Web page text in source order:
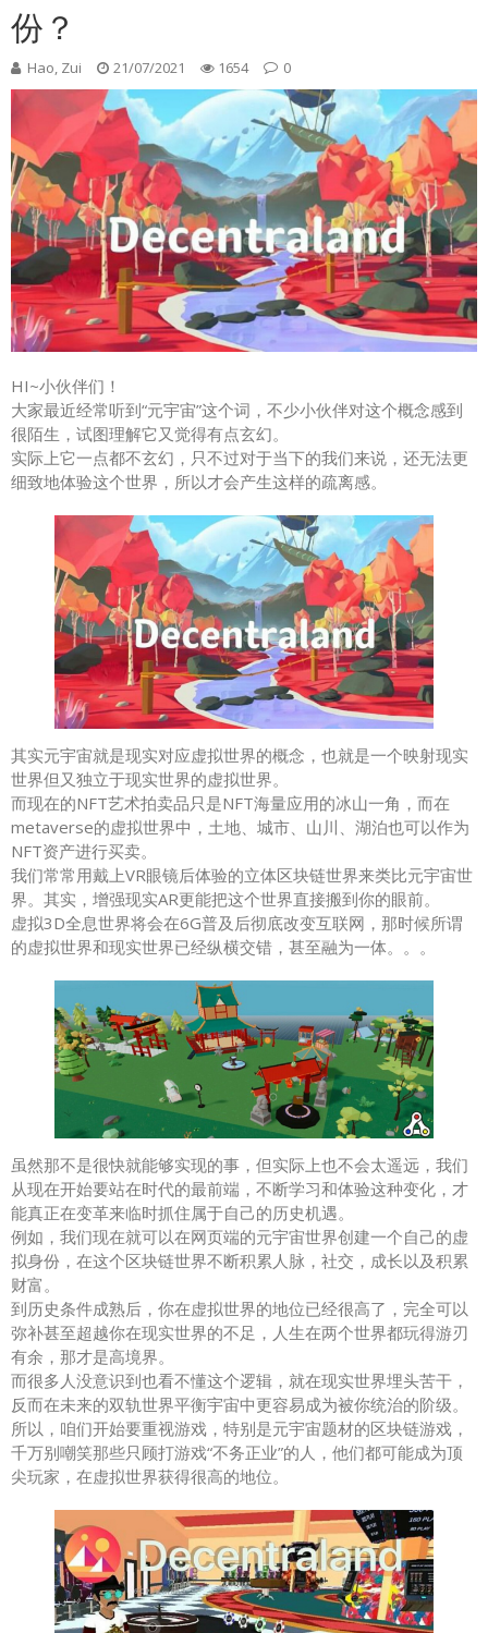
份？
Hao, Zui 21/07/2021 1654 0
HI~小伙伴们！
大家最近经常听到“元宇宙”这个词，不少小伙伴对这个概念感到
很陌生，试图理解它又觉得有点玄幻。
实际上它一点都不玄幻，只不过对于当下的我们来说，还无法更
细致地体验这个世界，所以才会产生这样的疏离感。
其实元宇宙就是现实对应虚拟世界的概念，也就是一个映射现实
世界但又独立于现实世界的虚拟世界。
而现在的NFT艺术拍卖品只是NFT海量应用的冰山一角，而在
metaverse的虚拟世界中，土地、城市、山川、湖泊也可以作为
NFT资产进行买卖。
我们常常用戴上VR眼镜后体验的立体区块链世界来类比元宇宙世
界。其实，增强现实AR更能把这个世界直接搬到你的眼前。
虚拟3D全息世界将会在6G普及后彻底改变互联网，那时候所谓
的虚拟世界和现实世界已经纵横交错，甚至融为一体。。。
虽然那不是很快就能够实现的事，但实际上也不会太遥远，我们
从现在开始要站在时代的最前端，不断学习和体验这种变化，才
能真正在变革来临时抓住属于自己的历史机遇。
例如，我们现在就可以在网页端的元宇宙世界创建一个自己的虚
拟身份，在这个区块链世界不断积累人脉，社交，成长以及积累
财富。
到历史条件成熟后，你在虚拟世界的地位已经很高了，完全可以
弥补甚至超越你在现实世界的不足，人生在两个世界都玩得游刃
有余，那才是高境界。
而很多人没意识到也看不懂这个逻辑，就在现实世界埋头苦干，
反而在未来的双轨世界平衡宇宙中更容易成为被你统治的阶级。
所以，咱们开始要重视游戏，特别是元宇宙题材的区块链游戏，
千万别嘲笑那些只顾打游戏“不务正业”的人，他们都可能成为顶
尖玩家，在虚拟世界获得很高的地位。